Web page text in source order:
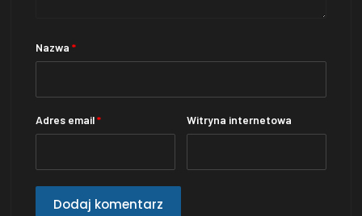
Nazwa*
Adres email* Witryna internetowa